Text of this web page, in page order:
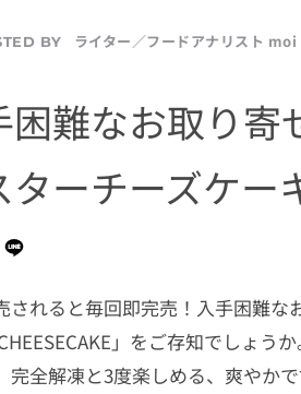
BY ライター／フードアナリスト moi
困難なお取り
ターチーズケ
されると毎回即完売！入手困難
」をご存知でしょう
完全解凍と3度楽しめる、爽やか